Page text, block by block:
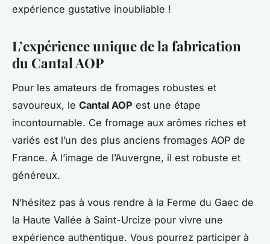
expérience gustative inoubliable !
L’expérience unique de la fabrication
du Cantal AOP
Pour les amateurs de fromages robustes et
savoureux, le Cantal AOP est une étape
incontournable. Ce fromage aux arômes riches et
variés est l’un des plus anciens fromages AOP de
France. À l’image de l’Auvergne, il est robuste et
généreux.
N’hésitez pas à vous rendre à la Ferme du Gaec de
la Haute Vallée à Saint-Urcize pour vivre une
expérience authentique. Vous pourrez participer à